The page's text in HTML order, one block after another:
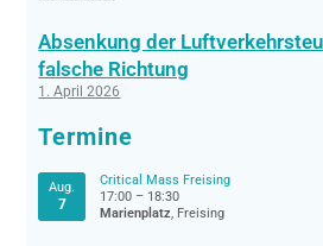
Absenkung der
falsche Richtung
1. April 2026
Termine
Aug.
7
Critical Mass Freising
17:00 – 18:30
Marienplatz, Freising